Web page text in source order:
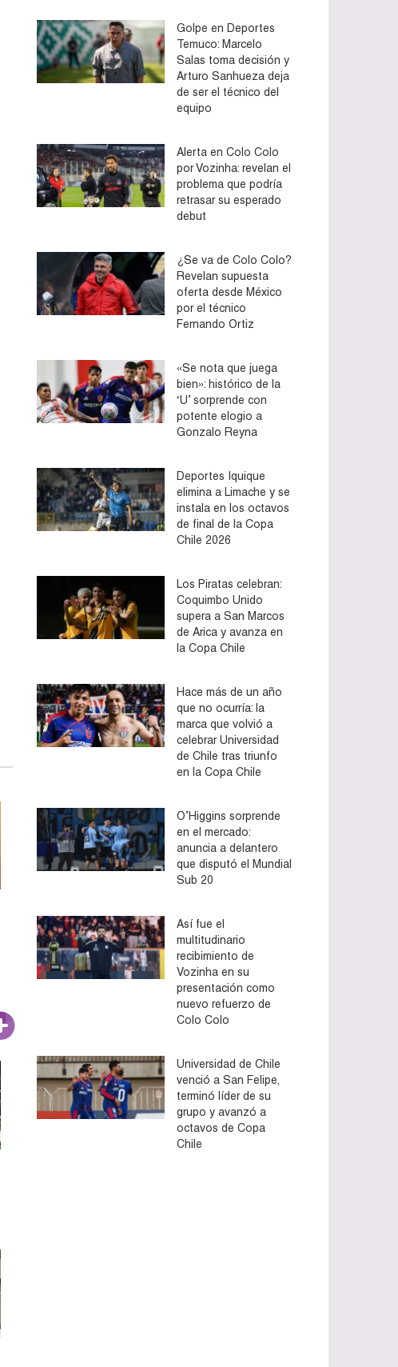
Golpe en Deportes
Temuco: Marcelo
Salas toma decisión y
Arturo Sanhueza deja
de ser el técnico del
equipo
Alerta en Colo Colo
por Vozinha: revelan el
problema que podría
retrasar su esperado
debut
¿Se va de Colo Colo?
Revelan supuesta
oferta desde México
por el técnico
Fernando Ortiz
«Se nota que juega
bien»: histórico de la
‘U’ sorprende con
potente elogio a
Gonzalo Reyna
Deportes Iquique
elimina a Limache y se
instala en los octavos
de final de la Copa
Chile 2026
Los Piratas celebran:
Coquimbo Unido
supera a San Marcos
de Arica y avanza en
la Copa Chile
Hace más de un año
que no ocurría: la
marca que volvió a
celebrar Universidad
de Chile tras triunfo
en la Copa Chile
O’Higgins sorprende
en el mercado:
anuncia a delantero
que disputó el Mundial
Sub 20
Así fue el
multitudinario
recibimiento de
Vozinha en su
presentación como
nuevo refuerzo de
Colo Colo
Universidad de Chile
venció a San Felipe,
terminó líder de su
grupo y avanzó a
octavos de Copa
Chile